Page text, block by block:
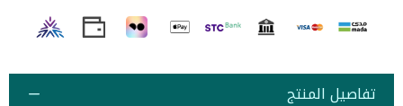
تفاصيل المنتج